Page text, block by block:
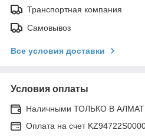
Транспортная компания
Самовывоз
Все условия доставки
Условия оплаты
Наличными ТОЛЬКО В
Оплата на счет